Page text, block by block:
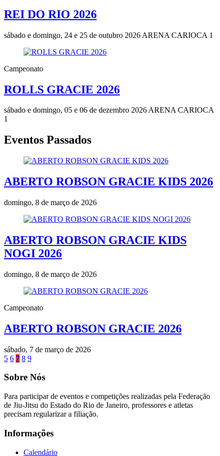
REI DO RIO 2026
sábado e domingo, 24 e 25 de outubro 2026 ARENA CARIOCA 1
Campeonato
ROLLS GRACIE 2026
sábado e domingo, 05 e 06 de dezembro 2026ARENA CARIOCA
1
Eventos Passados
ABERTO ROBSON GRACIE KIDS 2026
domingo, 8 de março de 2026
ABERTO ROBSON GRACIE KIDS
NOGI 2026
domingo, 8 de março de 2026
Campeonato
ABERTO ROBSON GRACIE 2026
sábado, 7 de março de 2026
5 6 7 8 9
Sobre Nós
Para participar de eventos e competições realizadas pela Federação
de Jiu-Jitsu do Estado do Rio de Janeiro, professores e atletas
precisam regularizar a filiação.
Informações
Calendário